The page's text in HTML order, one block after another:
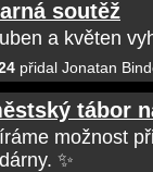
soutěž
a květen
přidal Jonatan
tábor
možnost
✨